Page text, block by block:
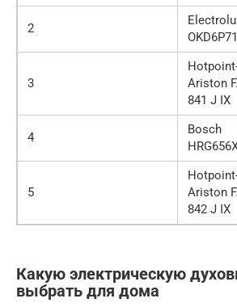
2
3
Ariston
841 J IX
4
Bosch
5
Ariston
842 J IX
Какую электрическую
выбрать для дома